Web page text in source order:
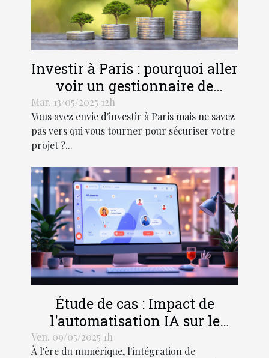
Investir à Paris : pourquoi aller
voir un gestionnaire de
patrimoine ?
Mar. 13/05/2025 12h
Vous avez envie d'investir à Paris mais ne savez
pas vers qui vous tourner pour sécuriser votre
projet ?...
Étude de cas : Impact de
l'automatisation IA sur le
service clientèle
Ven. 09/05/2025 1h
À l'ère du numérique, l'intégration de